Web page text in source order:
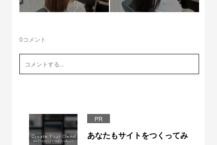
0コメント
PR
あなたもサイトをつくってみ